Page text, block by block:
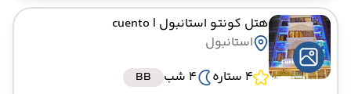
هتل کونتو استانبول | cuento
استانبول
4 ستاره
4 شب BB